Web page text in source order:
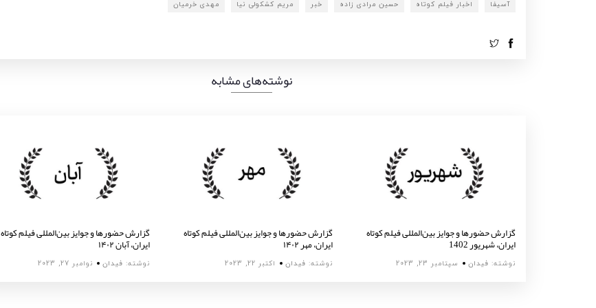
آسیفا اخبار فیلم کوتاه حسین مرادی زاده خبر مریم کشکولی نیا مهدی خرمیان
نوشته‌های مشابه
گزارش حضورها و جوایز بین‌المللی فیلم کوتاه
ایران، آبان ۱۴۰۲
نوشته: فیدان نوامبر 27, 2023
گزارش حضورها و جوایز بین‌المللی فیلم کوتاه
ایران، مهر ۱۴۰۲
نوشته: فیدان اکتبر 22, 2023
گزارش حضورها و جوایز بین‌المللی فیلم کوتاه
ایران، شهریور 1402
نوشته: فیدان سپتامبر 23, 2023